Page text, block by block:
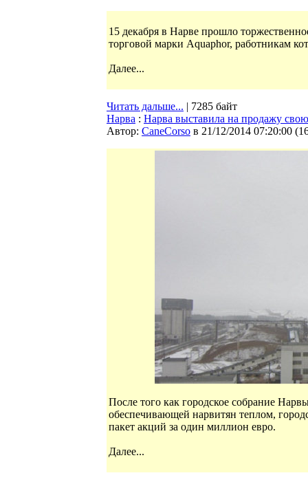
15 декабря в Нарве прошло
торговой марки Aquaphor, работникам
Далее...
Читать дальше... | 7285 байт
Нарва : Нарва выставила на продажу
Автор: CaneCorso в 21/12/2014 07:20:00 (
После того как городское собрание
обеспечивающей нарвитян теплом,
пакет акций за один миллион евро.
Далее...